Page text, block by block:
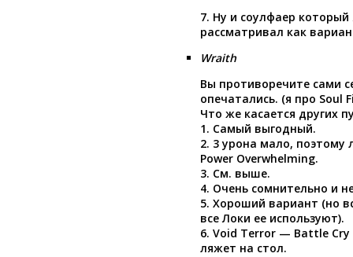
7. Ну и соулфаер
рассматривал как
Wraith
Вы противоречите сами
опечатались. (я про Soul
Что же касается других
1. Самый выгодный.
2. 3 урона мало, поэтому
Power Overwhelming.
3. См. выше.
4. Очень сомнительно и
5. Хороший вариант (но
все Локи ее используют).
6. Void Terror — Battle Cry
ляжет на стол.